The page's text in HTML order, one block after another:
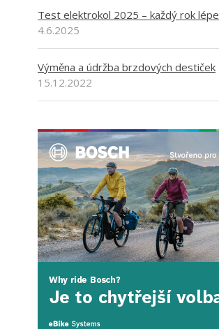
Test elektrokol 2025 – každý rok lépe
4.6.2025
Výměna a údržba brzdových destiček
15.12.2022